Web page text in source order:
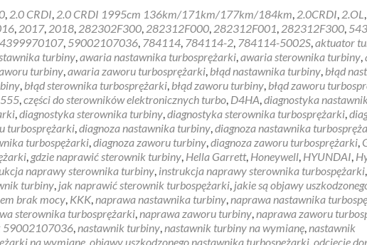
about
KIA
brak
mocy
, 2.0 CRDI, 2.0 CRDI 1995cm 136km/171km/177km/184km, 2.0CRDI, 2.OL,
, 2017, 2018, 282302F300, 282312F000, 282312F001, 282312F300,
, 59002107036, 784114, 784114-2, 784114-5002S,aktuator
turbiny,awaria nastawnika turbosprężarki,awaria sterownika turbiny,
turbiny,awaria zaworu turbosprężarki, błąd nastawnika turbiny, błąd
, błąd sterownika turbosprężarki, błąd zaworu turbiny, błąd zaworu
,części do sterowników elektronicznych turbo, D4HA,diagnostyka
,diagnostyka sterownika turbiny,diagnostyka sterownika turbosprężarki,
turbosprężarki,diagnoza nastawnika turbiny,diagnoza nastawnika
turbospężarki,diagnoza zaworu turbiny,diagnoza zaworu turbosprężarki,
, gdzie naprawić sterownik turbiny, Hella Garrett, Honeywell, HYUNDAI,
naprawy sterownika turbiny, instrukcja naprawy sterownika turbospężarki,
turbiny, jak naprawić sterownik turbospężarki, jakie są objawy
brak mocy, KKK,naprawa nastawnika turbiny,naprawa nastawnika
sterownika turbosprężarki,naprawa zaworu turbiny,naprawa zaworu
59002107036,nastawnik turbiny,nastawnik turbiny na wymianę,nastawnik
na wymianę,objawy uszkodzonego nastawnika turbospężarki,odcięcie